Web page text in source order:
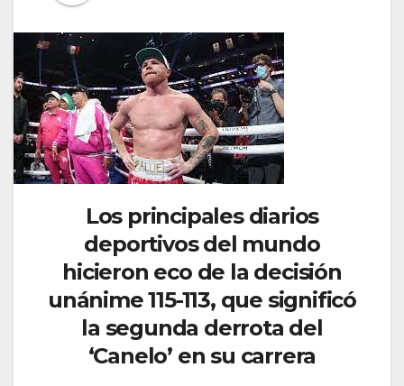
Los principales diarios
deportivos del mundo
hicieron eco de la decisión
unánime 115-113, que significó
la segunda derrota del
‘Canelo’ en su carrera